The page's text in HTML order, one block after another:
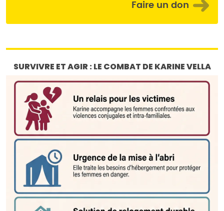
Faire un don
SURVIVRE ET AGIR : LE COMBAT DE KARINE VELLA